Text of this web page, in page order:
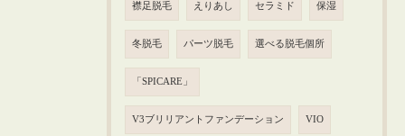
襟足脱毛 えりあし セラミド 保湿
冬脱毛 パーツ脱毛 選べる脱毛個所
「SPICARE」
V3ブリリアントファンデーション VIO